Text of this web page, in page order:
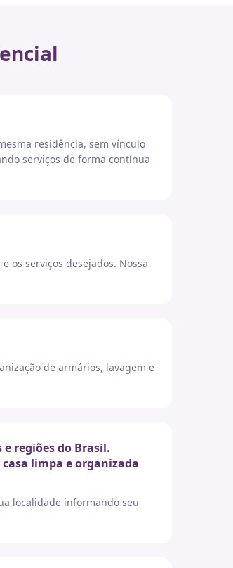
residência, sem vínculo
serviços de forma contínua
os serviços desejados. Nossa
de armários, lavagem e
regiões do Brasil.
limpa e organizada
localidade informando seu